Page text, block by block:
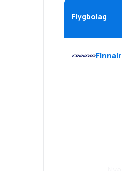
Flygbolag
Finnair